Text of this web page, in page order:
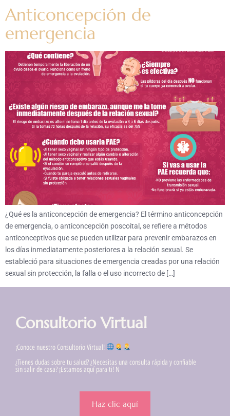
Anticoncepción de
emergencia
¿Qué es la anticoncepción de emergencia? El término anticoncepción
de emergencia, o anticoncepción poscoital, se refiere a métodos
anticonceptivos que se pueden utilizar para prevenir embarazos en
los días inmediatamente posteriores a la relación sexual. Se
estableció para situaciones de emergencia creadas por una relación
sexual sin protección, la falla o el uso incorrecto de […]
Consultorio Virtual
¡Conoce nuestro Consultorio Virtual!
¿Tienes dudas sobre tu salud? ¿Necesitas una consulta rápida y confiable
sin salir de casa? ¡Estamos aquí para ti! N
Haz clic aquí